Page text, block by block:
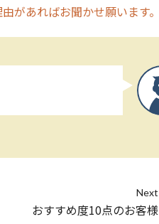
があればお聞かせ願います。
Next
おすすめ度10点のお客様